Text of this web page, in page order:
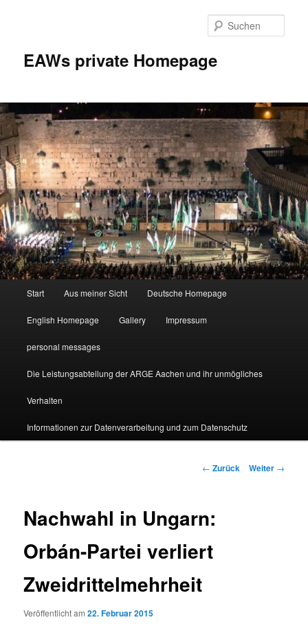
EAWs private Homepage
Start Aus meiner Sicht Deutsche Homepage
English Homepage Gallery Impressum
personal messages
Die Leistungsabteilung der ARGE Aachen und ihr unmögliches
Verhalten
Informationen zur Datenverarbeitung und zum Datenschutz
Beitragsnavigation
← Zurück Weiter →
Nachwahl in Ungarn:
Orbán-Partei verliert
Zweidrittelmehrheit
Veröffentlicht am22. Februar 2015